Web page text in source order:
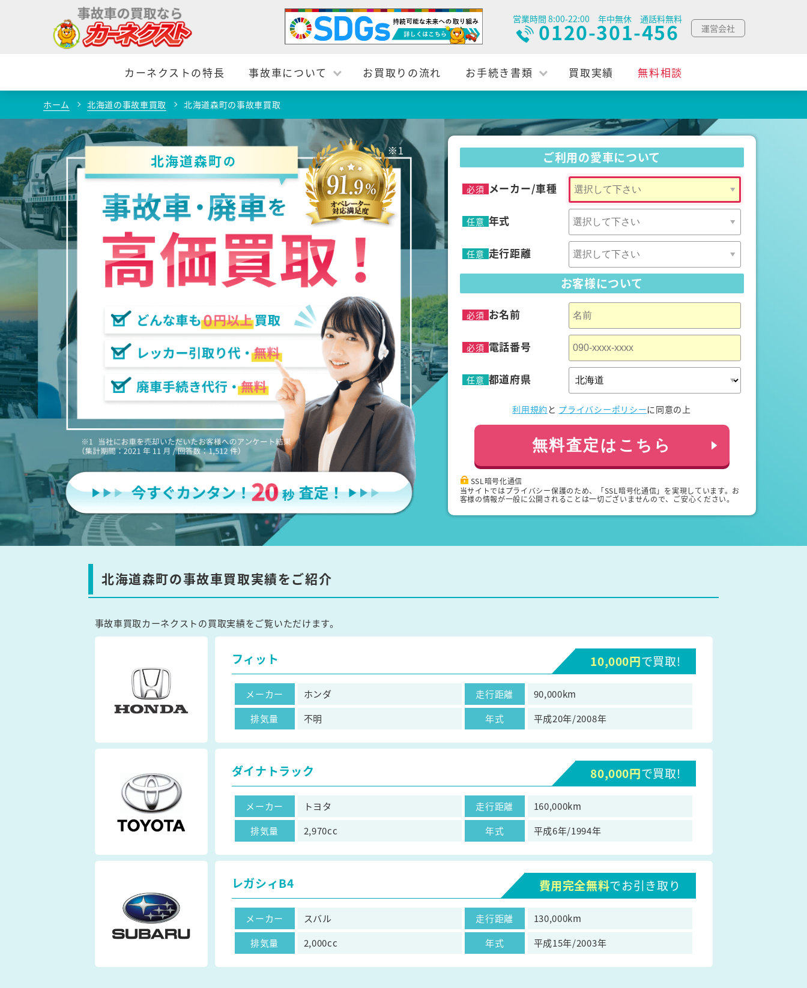
営業時間 8:00-22:00 年中無休 通話料無料
0120-301-456 運営会社
カーネクストの特長 事故車について お買取りの流れ お手続き書類 買取実績 無料相談
ホーム 北海道の事故車買取 北海道森町の事故車買取
北海道森町の ご利用の愛車について
必須 メーカー/車種
任意 年式
任意 走行距離
お客様について
必須 お名前
必須 電話番号
任意 都道府県
利用規約 と プライバシーポリシーに同意の上
無料査定はこちら
SSL暗号化通信
当サイトではプライバシー保護のため、「SSL暗号化通信」を実現しています。お
客様の情報が一般に公開されることは一切ございませんので、ご安心ください。
北海道森町の事故車買取実績をご紹介
事故車買取カーネクストの買取実績をご覧いただけます。
フィット 10,000円で買取!
メーカー ホンダ 走行距離
90,000km
排気量
不明 年式 平成20年/2008年
ダイナトラック 80,000円で買取!
メーカー トヨタ 走行距離
160,000km
排気量
2,970cc 年式 平成6年/1994年
レガシィB4 費用完全無料でお引き取り
メーカー スバル 走行距離
130,000km
排気量
2,000cc 年式 平成15年/2003年